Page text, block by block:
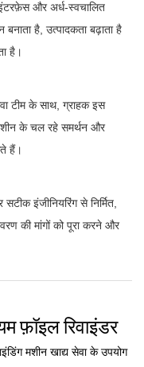
और अर्ध-स्वचालित
है, उत्पादकता बढ़ाता है
है।
टीम के साथ, ग्राहक इस
के चल रहे समर्थन और
हैं।
सटीक इंजीनियरिंग से निर्मित,
की मांगों को पूरा करने और
फ़ॉइल रिवाइंडर
मशीन खाद्य सेवा के उपयोग